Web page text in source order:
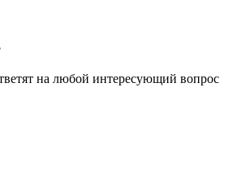
на любой интересующий вопрос